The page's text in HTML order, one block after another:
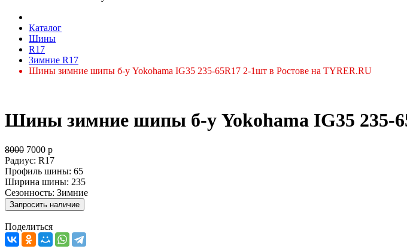
Каталог
Шины
R17
Зимние R17
Шины зимние шипы б-у Yokohama IG35 235-65R17 2-1шт в Ростове на TYRER.RU
Шины зимние шипы б-у Yokohama IG35 235-
8000 7000 р
Радиус: R17
Профиль шины: 65
Ширина шины: 235
Сезонность: Зимние
Поделиться